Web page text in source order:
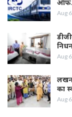
Aug
Aug
का
Aug